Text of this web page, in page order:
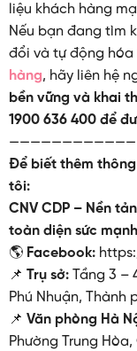
liệu khách hàng
Nếu bạn đang tìm
đổi và tự động hóa
hàng, hãy liên hệ
bền vững và khai
1900 636 400 để
Để biết thêm
tôi:
CNV CDP – Nền
toàn diện sức
🌎 Facebook:
📌 Trụ sở:Tầng 3 –
Phú Nhuận, Thành
📌 Văn phòng Hà
Phường Trung